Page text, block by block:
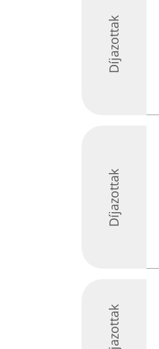
Díjazottak
Díjazottak
Díjazottak